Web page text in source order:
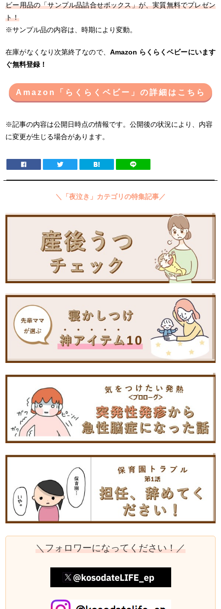
ビー用品の「サンプル品詰合せボックス」が、実質無料でプレゼン
ト！
※サンプル品の内容は、時期により変動。
在庫がなくなり次第終了なので、 Amazon らくらくベビーにいます
ぐ無料登録！
Amazon「らくらくベビー」の詳細はこちら
※記事の内容は公開日時点の情報です。公開後の状況により、内容
に変更が生じる場合があります。
＼「夜泣き」カテゴリの特集記事／
＼フォロワーになってください！／